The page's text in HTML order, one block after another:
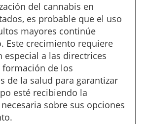
del cannabis en
es probable que el uso
mayores continúe
Este crecimiento requiere
especial a las directrices
formación de los
de la salud para garantizar
esté recibiendo la
sobre sus opciones